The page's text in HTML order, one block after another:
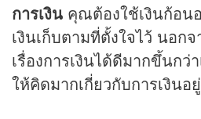
การเงิน คุณต้องใช้เงินก้อน
เงินเก็บตามที่ตั้งใจไว้ นอ
เรื่องการเงินได้ดีมากขึ้นกว่
ให้คิดมากเกี่ยวกับการเงินอยู่